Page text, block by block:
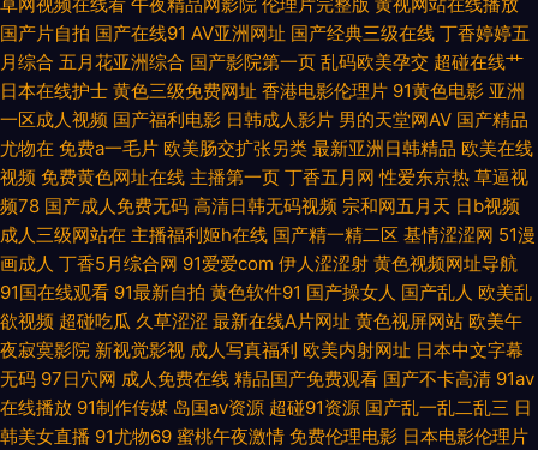
午夜剧场福利姬 国产精品成年 麻豆白丝抠逼 日韩精品免费 亚洲超清有码 91
黄瓜视频下载 超碰超碰 国内成人在线 麻豆传媟精选集 日韩国产在线视频 人
人草人人 51精品国自产 Av手机网址 豆花成人精品 极品91网站 欧美老司机啪
啪 深夜AV网 在线青青草av aaa青青草网 欧洲激情综合 亚洲97在线视频 亚
洲色院 久久精品这里18 天天弄日日搞 97福利社视频 黑料网线路一二三 九一
国产 日本理伦少妇电影 91香蕉在线网站 久久国产三级久久 无码1234 99香
蕉性爱 超碰人干 免费成人17 色图dd 91精品老司机 国产鬼片a片 日本高清乱
亚洲最大天堂观看 91视频福利 成人无码不卡网址 欧美成人A 婷婷色黑料91
国产片自拍 国产在线91 AV亚洲网址 国产经典三级在线 丁香婷婷五
月综合 五月花亚洲综合 国产影院第一页 乱码欧美孕交 超碰在线艹
日本在线护士 黄色三级免费网址 香港电影伦理片 91黄色电影 亚洲
一区成人视频 国产福利电影 日韩成人影片 男的天堂网AV 国产精品
尤物在 免费a一毛片 欧美肠交扩张另类 最新亚洲日韩精品 欧美在线
视频 免费黄色网址在线 主播第一页 丁香五月网 性爱东京热 草逼视
频78 国产成人免费无码 高清日韩无码视频 宗和网五月天 日b视频
成人三级网站在 主播福利姬h在线 国产精一精二区 基情涩涩网 51漫
画成人 丁香5月综合网 91爱爱com 伊人涩涩射 黄色视频网址导航
91国在线观看 91最新自拍 黄色软件91 国产操女人 国产乱人 欧美乱
欲视频 超碰吃瓜 久草涩涩 最新在线A片网址 黄色视屏网站 欧美午
夜寂寞影院 新视觉影视 成人写真福利 欧美内射网址 日本中文字幕
无码 97日穴网 成人免费在线 精品国产免费观看 国产不卡高清 91av
在线播放 91制作传媒 岛国av资源 超碰91资源 国产乱一乱二乱三 日
韩美女直播 91尤物69 蜜桃午夜激情 免费伦理电影 日本电影伦理片